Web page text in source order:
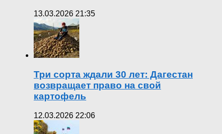
13.03.2026 21:35
Три сорта ждали 30 лет: Дагестан
возвращает право на свой
картофель
12.03.2026 22:06